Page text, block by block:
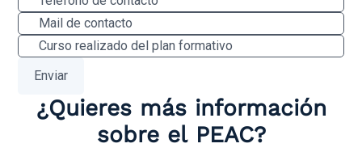
¿Quieres más información
sobre el PEAC?